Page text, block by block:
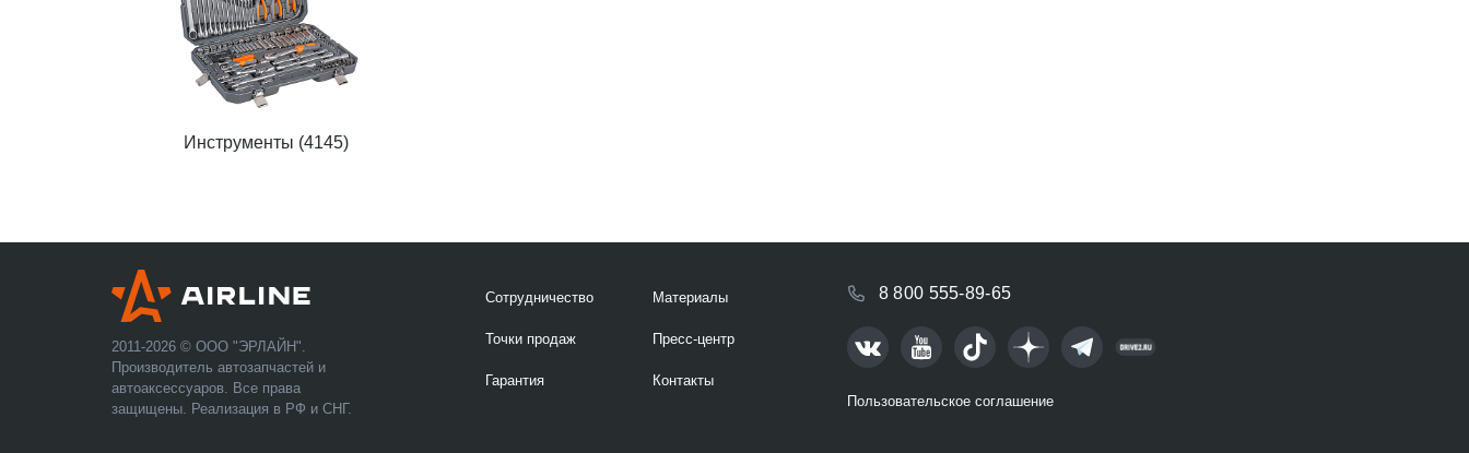
Инструменты (4145)
2011-2026 © ООО "ЭРЛАЙН".
Производитель автозапчастей и
автоаксессуаров. Все права
защищены. Реализация в РФ и СНГ.
Сотрудничество
Точки продаж
Гарантия
Материалы
Пресс-центр
Контакты
8 800 555-89-65
Пользовательское соглашение